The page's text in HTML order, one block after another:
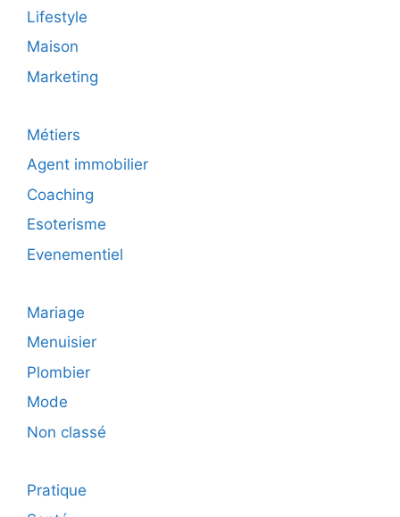
Lifestyle
Maison
Marketing
Métiers
Agent immobilier
Coaching
Esoterisme
Evenementiel
Mariage
Menuisier
Plombier
Mode
Non classé
Pratique